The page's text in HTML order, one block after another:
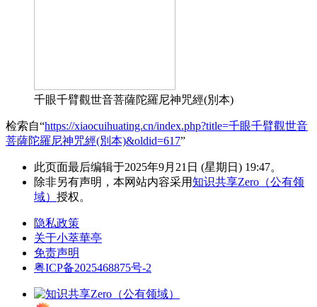
千眼千臂觀世音菩薩陀羅尼神咒經(別本)
检索自“https://xiaocuihuating.cn/index.php?title=千眼千臂觀世音
菩薩陀羅尼神咒經(別本)&oldid=617”
此页面最后编辑于2025年9月21日 (星期日) 19:47。
除非另有声明，本网站内容采用知识共享Zero（公有领
域） 授权。
隐私政策
关于小萃華亭
免责声明
粤ICP备2025468875号-2